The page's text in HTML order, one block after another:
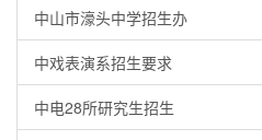
中山市濠头中学招生办
中戏表演系招生要求
中电28所研究生招生